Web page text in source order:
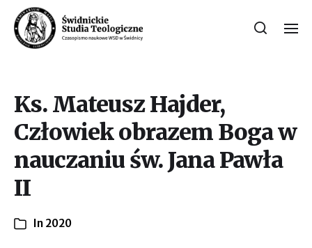
Ks. Mateusz Hajder,
Człowiek obrazem Boga w
nauczaniu św. Jana Pawła
II
In 2020